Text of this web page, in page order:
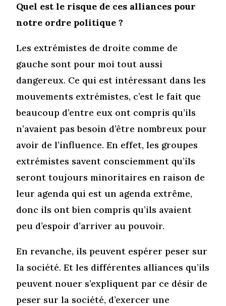
Quel est le risque de ces alliances pour
notre ordre politique ?
Les extrémistes de droite comme de
gauche sont pour moi tout aussi
dangereux. Ce qui est intéressant dans les
mouvements extrémistes, c’est le fait que
beaucoup d’entre eux ont compris qu’ils
n’avaient pas besoin d’être nombreux pour
avoir de l’influence. En effet, les groupes
extrémistes savent consciemment qu’ils
seront toujours minoritaires en raison de
leur agenda qui est un agenda extrême,
donc ils ont bien compris qu’ils avaient
peu d’espoir d’arriver au pouvoir.
En revanche, ils peuvent espérer peser sur
la société. Et les différentes alliances qu’ils
peuvent nouer s’expliquent par ce désir de
peser sur la société, d’exercer une